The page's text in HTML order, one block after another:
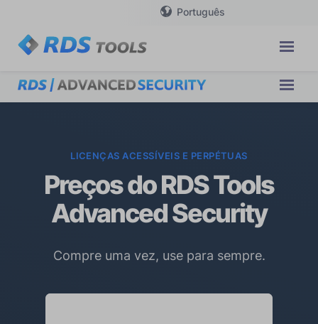
Português
LICENÇAS ACESSÍVEIS E PERPÉTUAS
Preços do RDS Tools
Advanced Security
Compre uma vez, use para sempre.